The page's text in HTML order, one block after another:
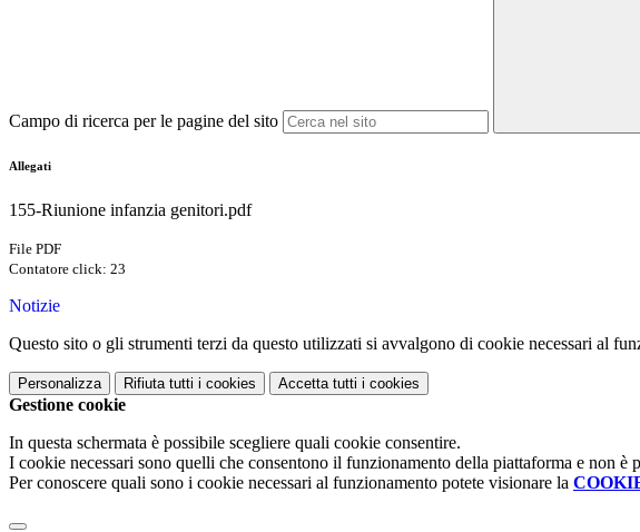
Campo di ricerca per le pagine del sito
Allegati
155-Riunione infanzia genitori.pdf
File PDF
Contatore click: 23
Notizie
Questo sito o gli strumenti terzi da questo utilizzati si avvalgono di cookie necessari al
Personalizza Rifiuta tutti i cookies Accetta tutti i cookies
Gestione cookie
In questa schermata è possibile scegliere quali cookie consentire.
I cookie necessari sono quelli che consentono il funzionamento della piattaforma e non è
Per conoscere quali sono i cookie necessari al funzionamento potete visionare la